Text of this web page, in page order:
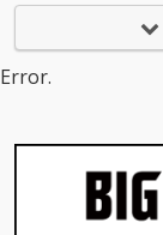
Error.